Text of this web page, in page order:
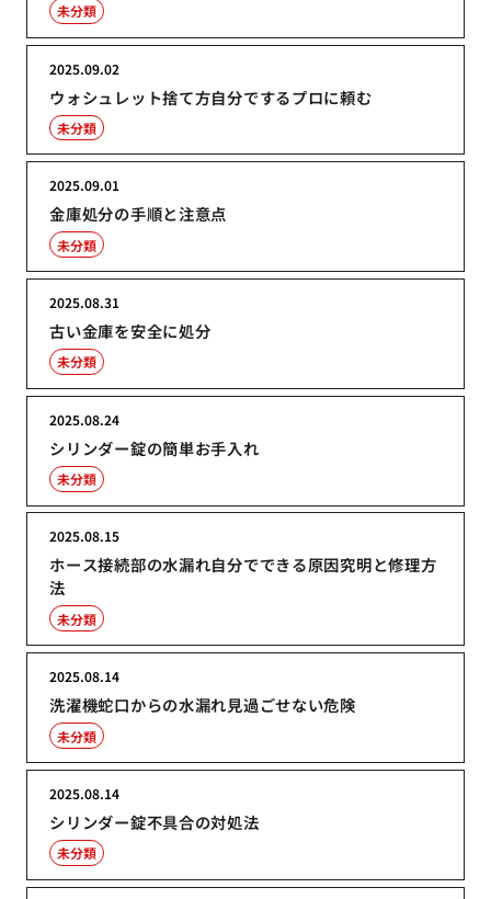
未分類
ウォシュレット捨て方自分でするプロに頼む
2025.09.02
未分類
金庫処分の手順と注意点
2025.09.01
未分類
古い金庫を安全に処分
2025.08.31
未分類
シリンダー錠の簡単お手入れ
2025.08.24
未分類
ホース接続部の水漏れ自分でできる原因究明と修理方
法
2025.08.15
未分類
洗濯機蛇口からの水漏れ見過ごせない危険
2025.08.14
未分類
シリンダー錠不具合の対処法
2025.08.14
未分類